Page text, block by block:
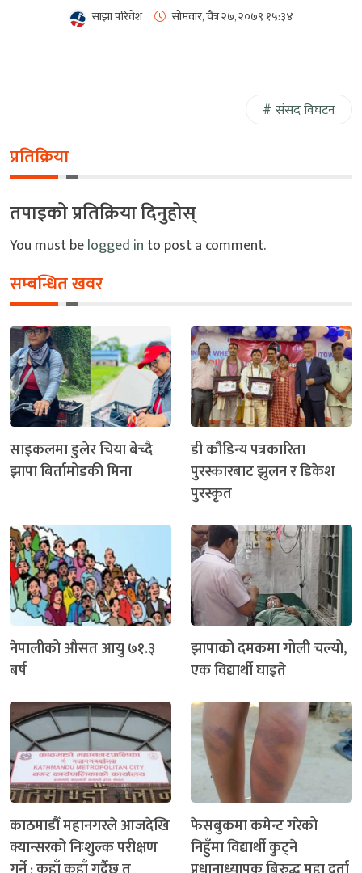
साझा परिवेश सोमवार, चैत्र २७, २०७९ १५:३४
संसद विघटन
प्रतिक्रिया
तपाइको प्रतिक्रिया दिनुहोस्
You must belogged in to post a comment.
सम्बन्धित खवर
साइकलमा डुलेर चिया बेच्दै
झापा बिर्तामोडकी मिना
डी कौडिन्य पत्रकारिता
पुरस्कारबाट झुलन र डिकेश
पुरस्कृत
नेपालीको औसत आयु ७१.३
बर्ष
झापाको दमकमा गोली चल्यो,
एक विद्यार्थी घाइते
काठमाडौँ महानगरले आजदेखि
क्यान्सरको निःशुल्क परीक्षण
फेसबुकमा कमेन्ट गरेको
निहुँमा विद्यार्थी कुट्ने